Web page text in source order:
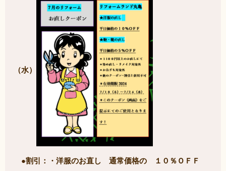
（水）
●割引：・洋服のお直し 通常価格の １０％ＯＦＦ